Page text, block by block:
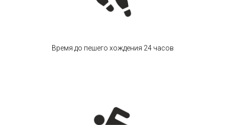
Время до пешего хождения 24 часов